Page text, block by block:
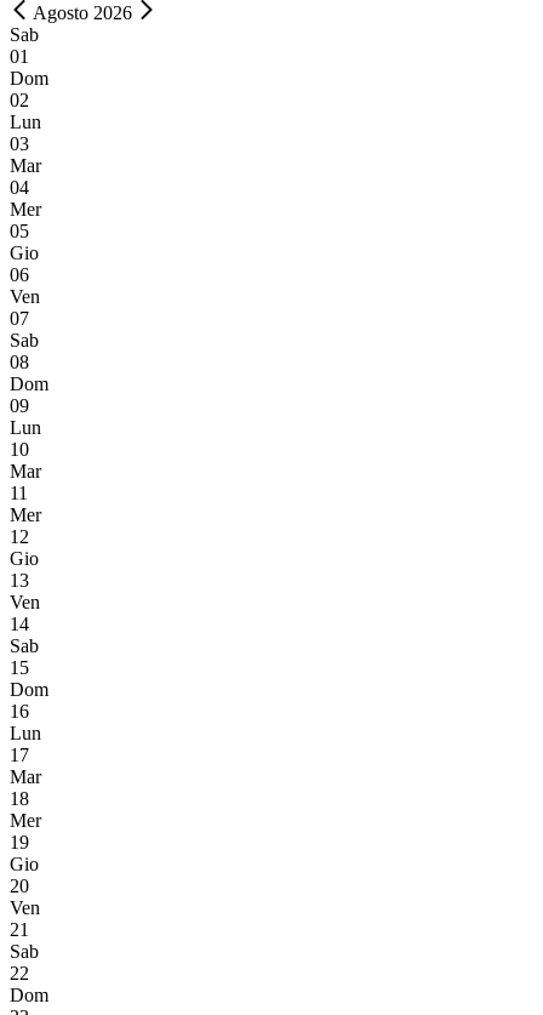
Agosto 2026
Sab
01
Dom
02
Lun
03
Mar
04
Mer
05
Gio
06
Ven
07
Sab
08
Dom
09
Lun
10
Mar
11
Mer
12
Gio
13
Ven
14
Sab
15
Dom
16
Lun
17
Mar
18
Mer
19
Gio
20
Ven
21
Sab
22
Dom